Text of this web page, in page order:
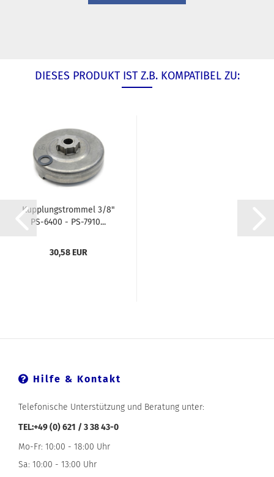
DIESES PRODUKT IST Z.B. KOMPATIBEL ZU:
Kupplungstrommel 3/8"
PS-6400 - PS-7910...
30,58 EUR
Hilfe & Kontakt
Telefonische Unterstützung und Beratung unter:
TEL:+49 (0) 621 / 3 38 43-0
Mo-Fr: 10:00 - 18:00 Uhr
Sa: 10:00 - 13:00 Uhr